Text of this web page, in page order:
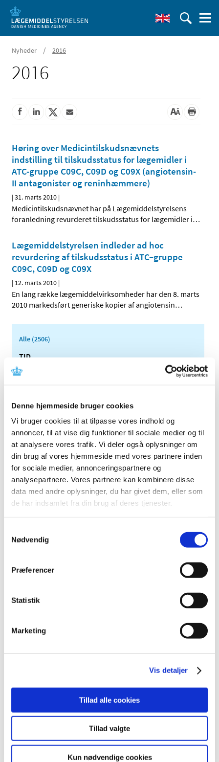
Denne hjemmeside bruger cookies
Vi bruger cookies til at tilpasse vores indhold og
annoncer, til at vise dig funktioner til sociale medier og til
at analysere vores trafik. Vi deler også oplysninger om
din brug af vores hjemmeside med vores partnere inden
for sociale medier, annonceringspartnere og
analysepartnere. Vores partnere kan kombinere disse
data med andre oplysninger, du har givet dem, eller som
de har indsamlet fra din brug af deres tjenester.
Nødvendig
Præferencer
Statistik
Marketing
Vis detaljer
Tillad alle cookies
Tillad valgte
Kun nødvendige cookies
Nyheder / 2016
2016
Høring over Medicintilskudsnævnets
indstilling til tilskudsstatus for lægemidler i
ATC-gruppe C09C, C09D og C09X (angiotensin-
II antagonister og reninhæmmere)
|31. marts 2010 |
Medicintilskudsnævnet har på Lægemiddelstyrelsens
foranledning revurderet tilskudsstatus for lægemidler i…
Lægemiddelstyrelsen indleder ad hoc
revurdering af tilskudsstatus i ATC–gruppe
C09C, C09D og C09X
| 12. marts 2010 |
En lang række lægemiddelvirksomheder har den 8. marts
2010 markedsført generiske kopier af angiotensin…
Alle (2506)
TID
2026 (84)
2025 (158)
2023 (195)
2022 (197)
2021 (516)
2020 (263)
2019 (159)
2018 (150)
2017 (167)
2016 (167)
2014 (44)
2011 (13)
november (1)
maj (1)
marts (2)